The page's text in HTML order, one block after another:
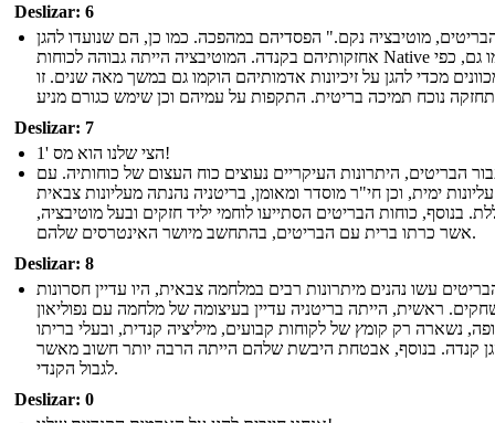
Deslizar: 6
מוטיבציה נקם." הפסדיהם במהפכה. כמו כן, הם שנועדו להגן
אחזקותיהם בקנדה. המוטיבציה הייתה גבוהה לכוחות Native כמו גם, כפי
מכדי להגן על זיכיונות אדמותיהם הוקמו גם במשך מאה שנים. זו
Deslizar: 7
הצי שלנו הוא מס '1!
הבריטים, היתרונות העיקריים נעוצים כוח העצום של כוחותיה. עם
עליונות ימית, וכן חי"ר מוסדר ומאומן, בריטניה נהנתה מעליונות צבאית
בנוסף, כוחות הבריטים הסתייעו לוחמי יליד חזקים ובעל מוטיבציה,
אשר כרתו ברית עם הבריטים, בהתחשב מיושר האינטרסים שלהם.
Deslizar: 8
עשו נהנים מיתרונות רבים במלחמה צבאית, היו עדיין חסרונות
ראשית, הייתה בריטניה עדיין בעיצומה של מלחמה עם נפוליאון
נשארה רק קומץ של לקוחות קבועים, מיליציה קנדית, ובעלי בריתו
קנדה. בנוסף, אבטחת היבשת שלהם הייתה הרבה יותר חשוב מאשר
לגבול הקנדי.
Deslizar: 0